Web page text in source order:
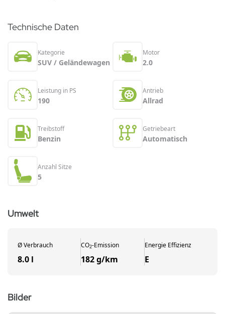
Technische Daten
Kategorie
SUV / Geländewagen
Motor
2.0
Leistung in PS
190
Antrieb
Allrad
Treibstoff
Benzin
Getriebeart
Automatisch
Anzahl Sitze
5
Umwelt
ØVerbrauch
8.0 l
CO2-Emission
182 g/km
Energie Effizienz
E
Bilder